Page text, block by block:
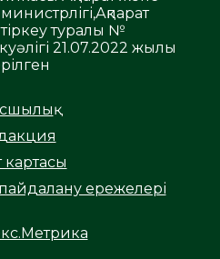
тіркеу туралы №
21.07.2022 жылы
картасы
ережелері